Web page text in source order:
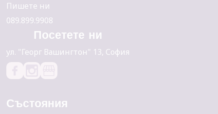
Пишете ни
089.899.9908
Посетете ни
yл. "Георг Вашингтон" 13, София
Състояния